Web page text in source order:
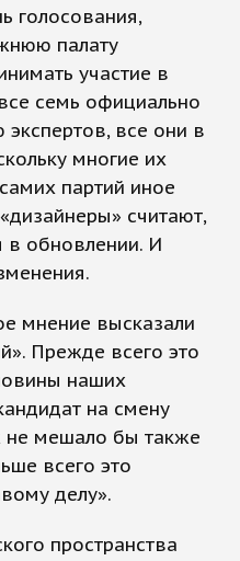
голосования,
палату
участие в
семь официально
все они в
многие их
партий иное
считают,
в обновлении. И
мнение высказали
Прежде всего это
наших
на смену
не мешало бы также
всего это
делу».
пространства